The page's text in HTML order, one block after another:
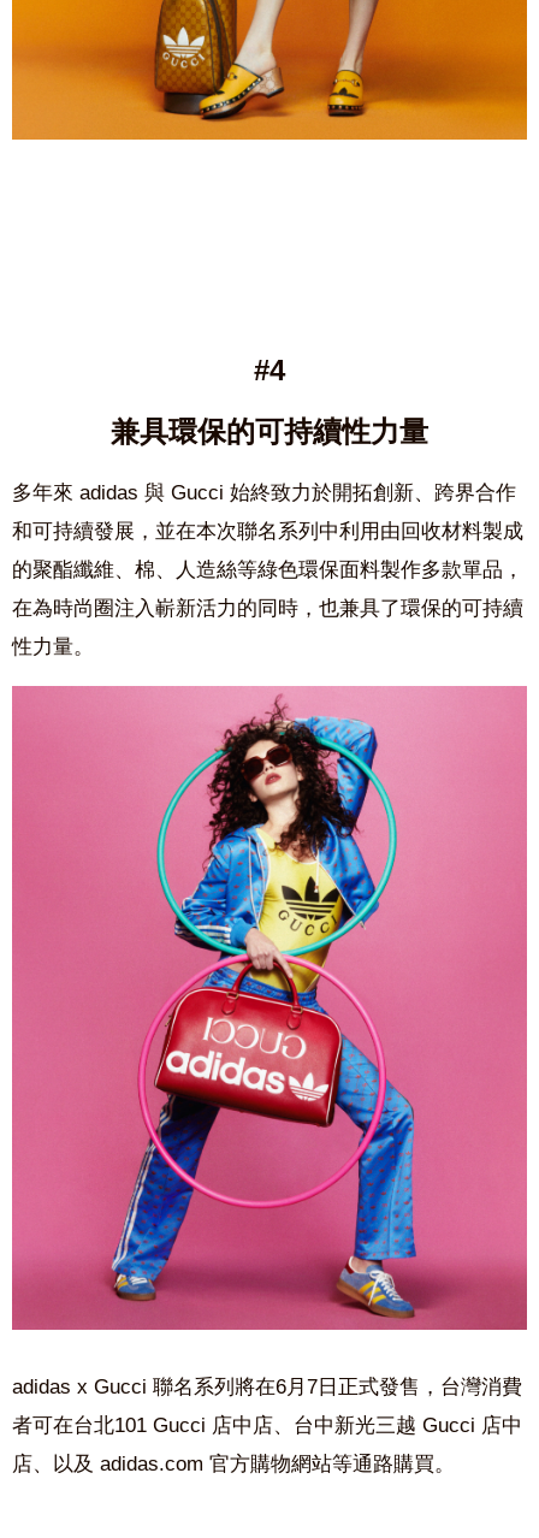
#4
兼具環保的可持續性力量
多年來 adidas 與 Gucci 始終致力於開拓創新、跨界合作
和可持續發展， 並在本次聯名系列中利用由回收材料製成
的聚酯纖維、棉、人造絲等綠色環保面料製作多款單品，
在為時尚圈注入嶄新活力的同時，也兼具了環保的可持續
性力量。
adidas x Gucci 聯名系列將在6月 7 日正式發售，台灣消費
者可在台北101 Gucci 店中店、台中新光三越 Gucci 店中
店、以及 adidas.com 官方購物網站等通路購買。